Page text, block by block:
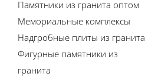
Памятники из гранита оптом
Мемориальные комплексы
Надгробные плиты из гранита
Фигурные памятники из
гранита